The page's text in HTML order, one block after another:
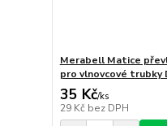
Merabell Matice
pro vlnovcové trubky
35 Kč/ks
29 Kč bez DPH